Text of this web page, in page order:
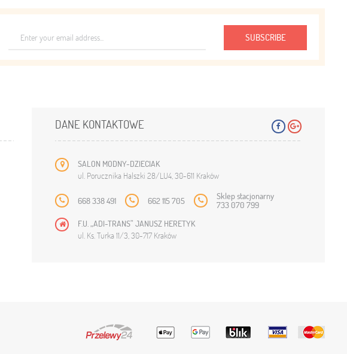
SUBSCRIBE
DANE KONTAKTOWE
SALON MODNY-DZIECIAK
ul. Porucznika Halszki 28/LU4, 30-611 Kraków
668 338 491 662 115 705 Sklep stacjonarny
733 070 799
F.U. „ADI-TRANS” JANUSZ HERETYK
ul. Ks. Turka 11/3, 30-717 Kraków